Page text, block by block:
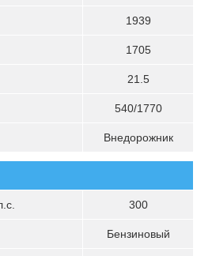
1939
1705
21.5
540/1770
Внедорожник
300
Бензиновый